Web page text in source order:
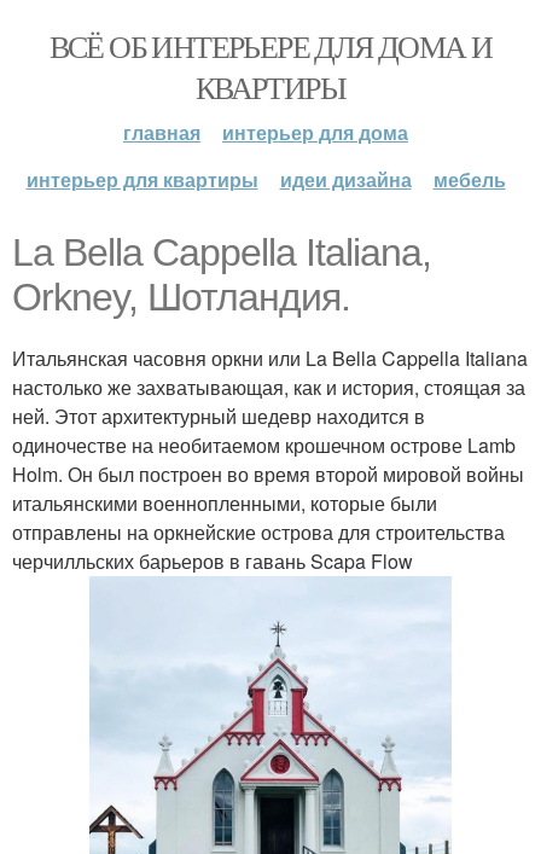
ВСЁ ОБ ИНТЕРЬЕРЕ ДЛЯ ДОМА И
КВАРТИРЫ
главная
интерьер для дома
интерьер для квартиры
идеи дизайна мебель
La Bella Cappella Italiana,
Orkney, Шотландия.
Итальянская часовня оркни или La Bella Cappella Italiana
настолько же захватывающая, как и история, стоящая за
ней. Этот архитектурный шедевр находится в
одиночестве на необитаемом крошечном острове Lamb
Holm. Он был построен во время второй мировой войны
итальянскими военнопленными, которые были
отправлены на оркнейские острова для строительства
черчилльских барьеров в гавань Scapa Flow